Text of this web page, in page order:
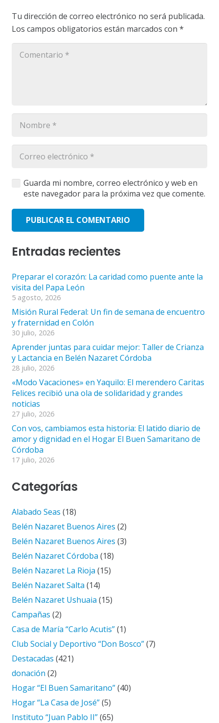
Tu dirección de correo electrónico no será publicada.
Los campos obligatorios están marcados con *
Guarda mi nombre, correo electrónico y web en
este navegador para la próxima vez que comente.
PUBLICAR EL COMENTARIO
Entradas recientes
Preparar el corazón: La caridad como puente ante la
visita del Papa León
5 agosto, 2026
Misión Rural Federal: Un fin de semana de encuentro
y fraternidad en Colón
30 julio, 2026
Aprender juntas para cuidar mejor: Taller de Crianza
y Lactancia en Belén Nazaret Córdoba
28 julio, 2026
«Modo Vacaciones» en Yaquilo: El merendero Caritas
Felices recibió una ola de solidaridad y grandes
noticias
27 julio, 2026
Con vos, cambiamos esta historia: El latido diario de
amor y dignidad en el Hogar El Buen Samaritano de
Córdoba
17 julio, 2026
Categorías
Alabado Seas (18)
Belén Nazaret Buenos Aires (2)
Belén Nazaret Buenos Aires (3)
Belén Nazaret Córdoba (18)
Belén Nazaret La Rioja (15)
Belén Nazaret Salta (14)
Belén Nazaret Ushuaia (15)
Campañas (2)
Casa de María “Carlo Acutis”(1)
Club Social y Deportivo “Don Bosco”(7)
Destacadas (421)
donación (2)
Hogar “El Buen Samaritano”(40)
Hogar “La Casa de José”(5)
Instituto “Juan Pablo II”(65)